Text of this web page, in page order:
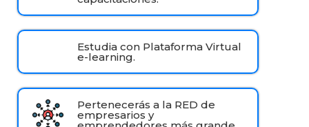
Estudia con Plataforma Virtual
e-learning.
Pertenecerás a la RED de
empresarios y